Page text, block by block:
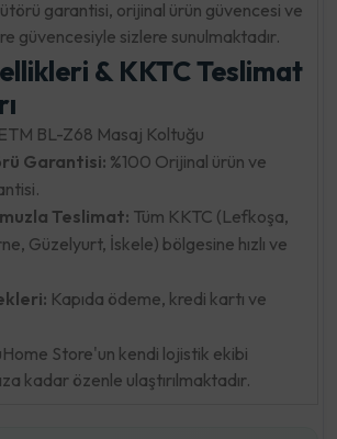
garantisi, orijinal ürün güvencesi ve
güvencesiyle sizlere sunulmaktadır.
& KKTC Teslimat
ETM BL-Z68 Masaj Koltuğu
Garantisi: %100 Orijinal ürün ve
Teslimat: Tüm KKTC (Lefkoşa,
Güzelyurt, İskele) bölgesine hızlı ve
Kapıda ödeme, kredi kartı ve
Store'un kendi lojistik ekibi
kadar özenle ulaştırılmaktadır.